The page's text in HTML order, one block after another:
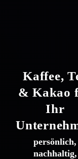
Kaffee,
& Kakao
Ihr
persönlich,
nachhaltig,